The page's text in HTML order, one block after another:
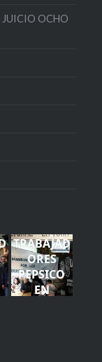
JUICIO OCHO
TRABAJAD
ORES
PEPSICO
EN